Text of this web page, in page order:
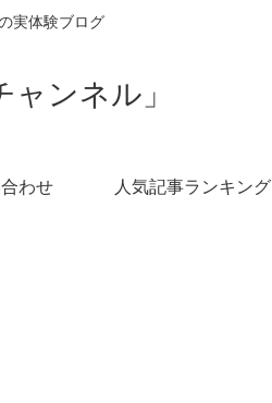
実体験ブログ
ンネル」
わせ 人気記事ランキング